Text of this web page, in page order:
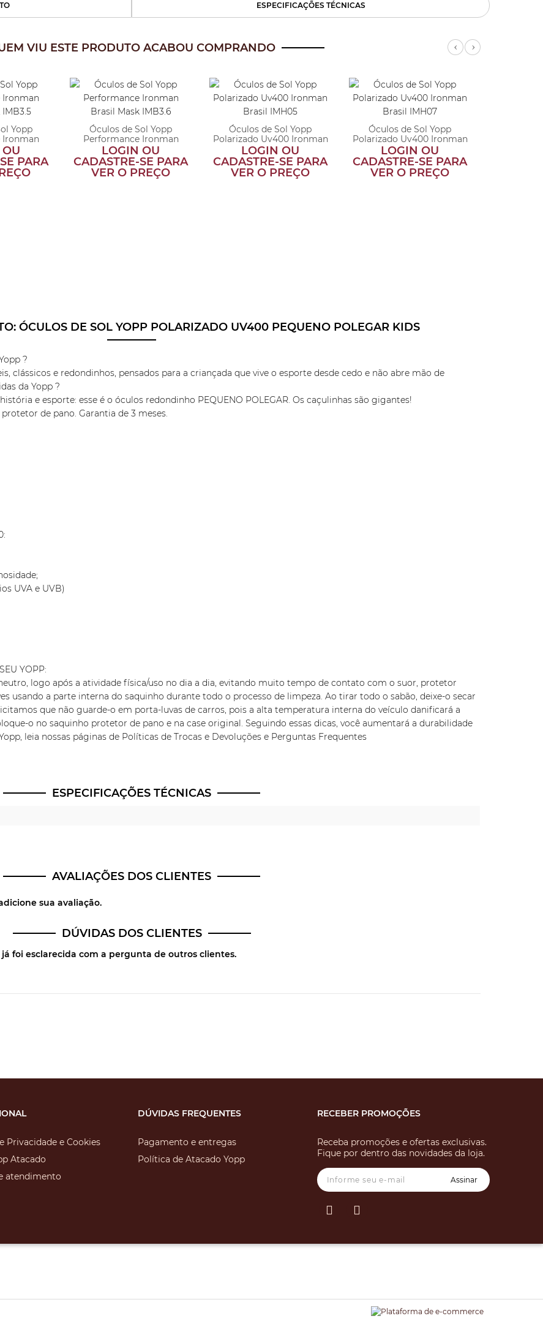
ESPECIFICAÇÕES TÉCNICAS
VIU ESTE PRODUTO ACABOU COMPRANDO
Yopp
Ironman
PARA
Óculos de Sol Yopp
Performance Ironman
Brasil Mas...
LOGIN OU
CADASTRE-SE PARA
VER O PREÇO
Óculos de Sol Yopp
Polarizado Uv400 Ironman
Brasi...
LOGIN OU
CADASTRE-SE PARA
VER O PREÇO
Óculos de Sol Yopp
Polarizado Uv400 Ironman
Brasi...
LOGIN OU
CADASTRE-SE PARA
VER O PREÇO
Previous
Next
ÓCULOS DE SOL YOPP POLARIZADO UV400 PEQUENO POLEGAR KIDS
?
clássicos e redondinhos, pensados para a criançada que vive o esporte desde cedo e não abre mão de
da Yopp ?
e esporte: esse é o óculos redondinho PEQUENO POLEGAR. Os caçulinhas são gigantes!
de pano. Garantia de 3 meses.
UVA e UVB)
YOPP:
logo após a atividade física/uso no dia a dia, evitando muito tempo de contato com o suor, protetor
usando a parte interna do saquinho durante todo o processo de limpeza. Ao tirar todo o sabão, deixe-o secar
que não guarde-o em porta-luvas de carros, pois a alta temperatura interna do veículo danificará a
o no saquinho protetor de pano e na case original. Seguindo essas dicas, você aumentará a durabilidade
leia nossas páginas de Políticas de Trocas e Devoluções e Perguntas Frequentes
ESPECIFICAÇÕES TÉCNICAS
AVALIAÇÕES DOS CLIENTES
sua avaliação.
DÚVIDAS DOS CLIENTES
foi esclarecida com a pergunta de outros clientes.
Privacidade e Cookies
Atacado
atendimento
DÚVIDAS FREQUENTES
Pagamento e entregas
Política de Atacado Yopp
RECEBER PROMOÇÕES
Receba promoções e ofertas exclusivas.
Fique por dentro das novidades da loja.
Assinar